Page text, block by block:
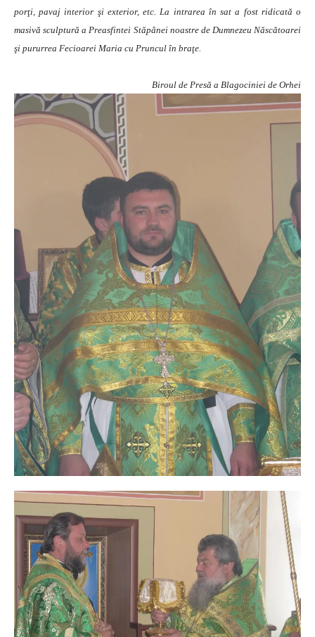
porţi, pavaj interior şi exterior, etc. La intrarea în sat a fost ridicată o
masivă sculptură a Preasfintei Stăpânei noastre de Dumnezeu Născătoarei
şi pururrea Fecioarei Maria cu Pruncul în braţe.
Biroul de Presă a Blagociniei de Orhei